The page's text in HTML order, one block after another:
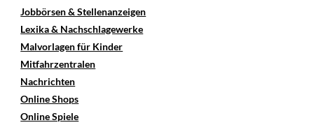
Jobbörsen & Stellenanzeigen
Lexika & Nachschlagewerke
Malvorlagen für Kinder
Mitfahrzentralen
Nachrichten
Online Shops
Online Spiele